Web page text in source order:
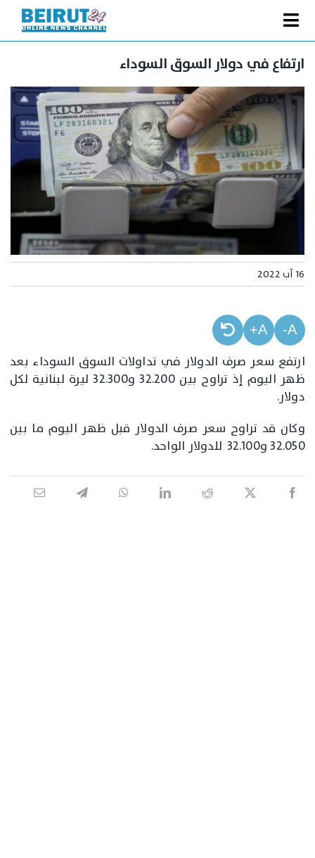
content
Toggle
Navigation
الصفحة الرئيسية
سياسة
اقتصاد
فنّ
رياضة
متفرقات
Podcast
من نحن
البحث
ارتفاع في دولار السوق السوداء
16 آب 2022
A-
A+
ارتفع سعر صرف الدولار في تداولات السوق السوداء بعد
ظهر اليوم إذ تراوح بين 32.200 و32.300 ليرة لبنانية لكل
دولار.
وكان قد تراوح سعر صرف الدولار قبل ظهر اليوم ما بين
32.050 و32.100 للدولار الواحد.